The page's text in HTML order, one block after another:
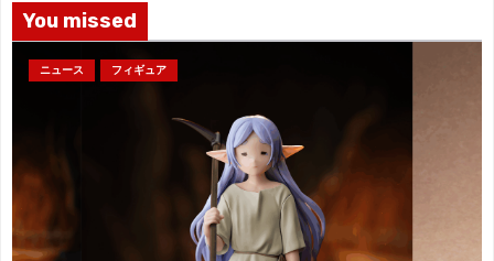
You missed
ニュース フィギュア